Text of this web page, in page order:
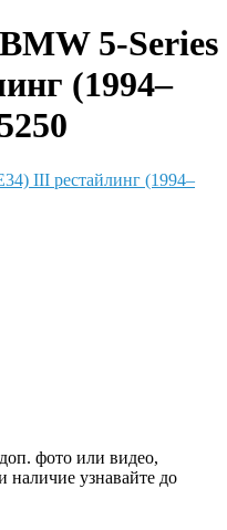
5-Series
(1994–
фото или видео,
наличие узнавайте до